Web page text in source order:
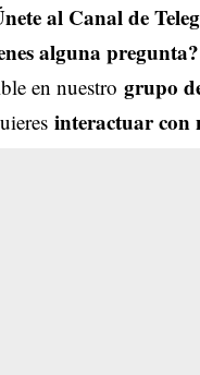
al Canal de
alguna pregunta?
en nuestro grupo
interactuar con